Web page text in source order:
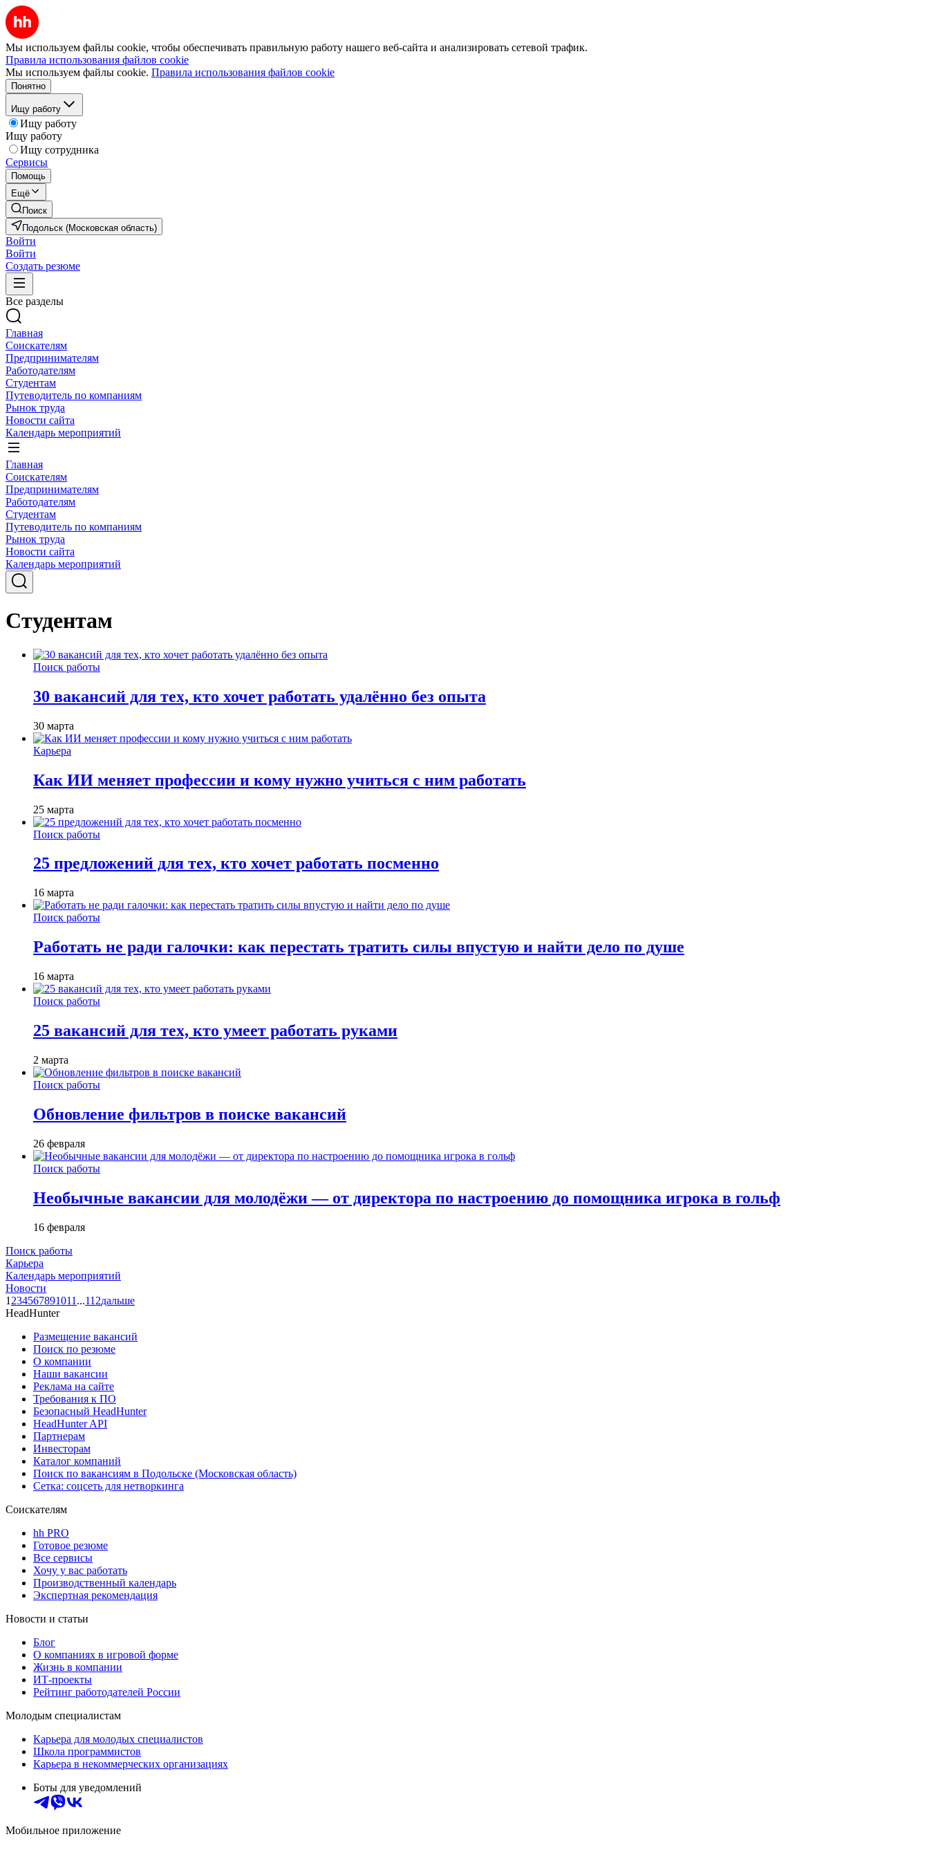
Мы используем файлы cookie, чтобы обеспечивать правильную работу нашего веб-сайта и анализировать сетевой трафик.
Правила использования файлов cookie
Мы используем файлы cookie. Правила использования файлов cookie
Понятно
Ищу работу
Ищу работу
Ищу работу
Ищу сотрудника
Сервисы
Помощь
Ещё
Поиск
Подольск (Московская область)
Войти
Войти
Создать резюме
Все разделы
Главная
Соискателям
Предпринимателям
Работодателям
Студентам
Путеводитель по компаниям
Рынок труда
Новости сайта
Календарь мероприятий
Главная
Соискателям
Предпринимателям
Работодателям
Студентам
Путеводитель по компаниям
Рынок труда
Новости сайта
Календарь мероприятий
Студентам
Поиск работы
30 вакансий для тех, кто хочет работать удалённо без опыта
30 марта
Карьера
Как ИИ меняет профессии и кому нужно учиться с ним работать
25 марта
Поиск работы
25 предложений для тех, кто хочет работать посменно
16 марта
Поиск работы
Работать не ради галочки: как перестать тратить силы впустую и найти дело по душе
16 марта
Поиск работы
25 вакансий для тех, кто умеет работать руками
2 марта
Поиск работы
Обновление фильтров в поиске вакансий
26 февраля
Поиск работы
Необычные вакансии для молодёжи — от директора по настроению до помощника игрока в гольф
16 февраля
Поиск работы
Карьера
Календарь мероприятий
Новости
1 234567891011 ...112дальше
HeadHunter
Размещение вакансий
Поиск по резюме
О компании
Наши вакансии
Реклама на сайте
Требования к ПО
Безопасный HeadHunter
HeadHunter API
Партнерам
Инвесторам
Каталог компаний
Поиск по вакансиям в Подольске (Московская область)
Сетка: соцсеть для нетворкинга
Соискателям
hh PRO
Готовое резюме
Все сервисы
Хочу у вас работать
Производственный календарь
Экспертная рекомендация
Новости и статьи
Блог
О компаниях в игровой форме
Жизнь в компании
ИТ-проекты
Рейтинг работодателей России
Молодым специалистам
Карьера для молодых специалистов
Школа программистов
Карьера в некоммерческих организациях
Боты для уведомлений
Мобильное приложение